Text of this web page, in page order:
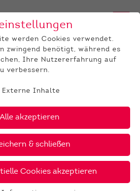
GenomiX
gesext 38 €
GALERIE
werden Cookies verwendet.
zwingend benötigt, während es
Ihre Nutzererfahrung auf
verbessern.
Externe Inhalte
Alle akzeptieren
& schließen
Cookies akzeptieren